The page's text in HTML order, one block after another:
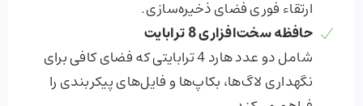
ارتقاء فوری فضای ذخیره‌سازی.
حافظه سخت‌افزاری 8 ترابایت
شامل دو عدد هارد 4 ترابایتی که فضای کافی برای
نگهداری لاگ‌ها، بکاپ‌ها و فایل‌های پیکربندی را